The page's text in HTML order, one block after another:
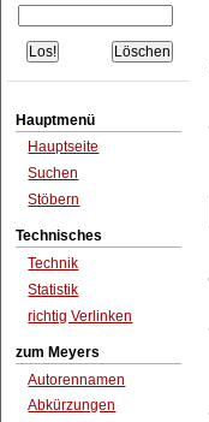
Hauptmenü
Hauptseite
Suchen
Stöbern
Technisches
Technik
Statistik
richtig Verlinken
zum Meyers
Autorennamen
Abkürzungen